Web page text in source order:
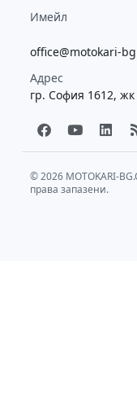
Имейл
office@motokari-
Адрес
гр. София 1612,
F
a
c
b
o
Y
o
u
u
b
L
i
n
e
d
R
© 2026 MOTOKARI-
права запазени.